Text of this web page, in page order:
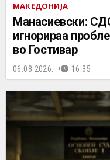
МАКЕДОНИЈА
Манасиевски:
игнорираа
во Гостивар
06.08.2026. 16:35